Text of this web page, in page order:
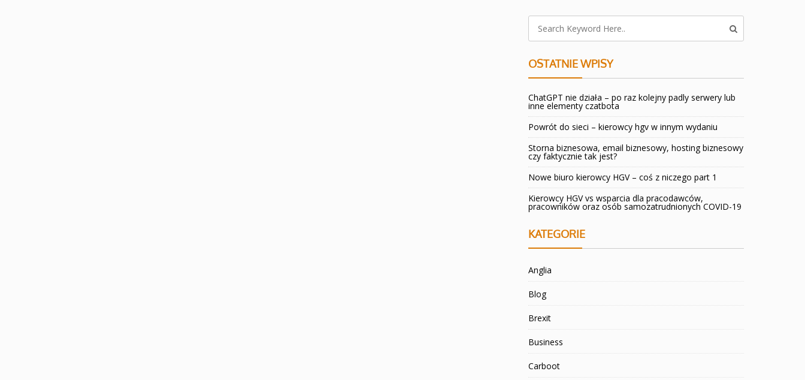
OSTATNIE WPISY
ChatGPT nie działa – po raz kolejny padly serwery lub
inne elementy czatbota
Powrót do sieci – kierowcy hgv w innym wydaniu
Storna biznesowa, email biznesowy, hosting biznesowy
czy faktycznie tak jest?
Nowe biuro kierowcy HGV – coś z niczego part 1
Kierowcy HGV vs wsparcia dla pracodawców,
pracowników oraz osób samozatrudnionych COVID-19
KATEGORIE
Anglia
Blog
Brexit
Business
Carboot